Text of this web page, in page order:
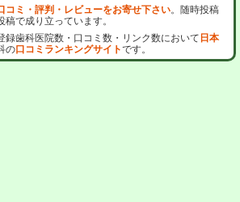
コミ・評判・レビューをお寄せ下さい。随時投稿
で成り立っています。
録歯科医院数・口コミ数・リンク数において 日本
の口コミランキングサイトです。